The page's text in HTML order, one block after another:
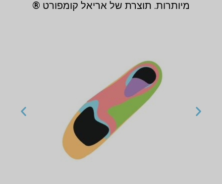
מיותרות. תוצרת של אריאל קומפורט ®